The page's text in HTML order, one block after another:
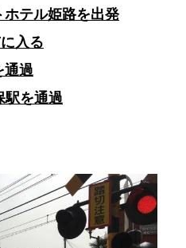
テル姫路を出発
入る
過
を通過